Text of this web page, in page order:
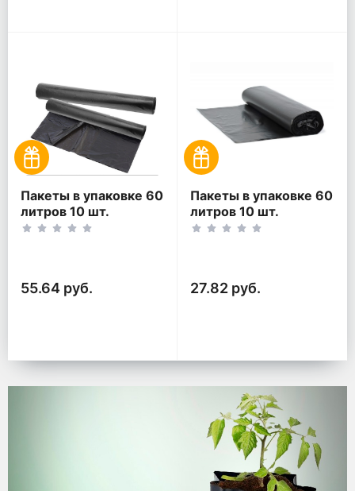
Пакеты в упаковке 60
литров 10 шт.
(10шт*2рул)
55.64 руб.
Пакеты в упаковке 60
литров 10 шт.
(10шт*1рул)
27.82 руб.